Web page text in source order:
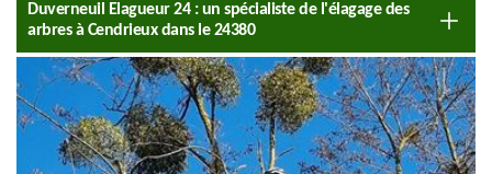
Duverneuil Elagueur 24 : un spécialiste de l'élagage des
arbres à Cendrieux dans le 24380